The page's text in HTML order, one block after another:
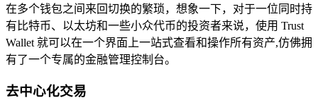
在多个钱包之间来回切换的繁琐，想象一下，对于一位同时持
有比特币、以太坊和一些小众代币的投资者来说，使用 Trust
Wallet 就可以在一个界面上一站式查看和操作所有资产,仿佛拥
有了一个专属的金融管理控制台。
去中心化交易